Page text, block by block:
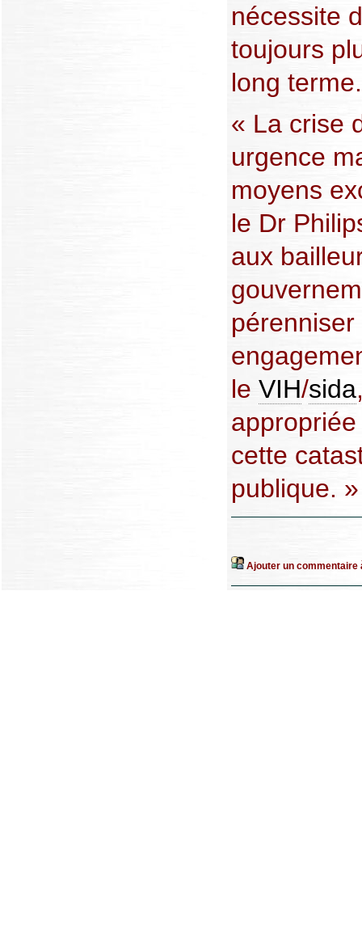
nécessite
toujours
long terme.
« La crise
urgence
moyens
le Dr
aux
le VIH/sida
cette
publique. »
Ajouter un commentaire